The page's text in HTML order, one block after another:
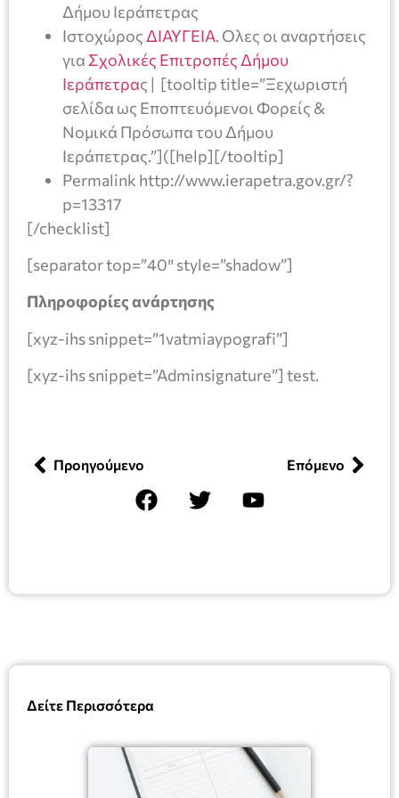
Δείτε Περισσότερα
Δήμου Ιεράπετρας
Ιστοχώρος ΔΙΑΥΓΕΙΑ. Ολες οι αναρτήσεις
για Σχολικές Επιτροπές Δήμου
Ιεράπετρας | [tooltip title=”Ξεχωριστή
σελίδα ως Εποπτευόμενοι Φορείς &
Nομικά Πρόσωπα του Δήμου
Ιεράπετρας.”]([help][/tooltip]
Permalink http://www.ierapetra.gov.gr/?
p=13317
[/checklist]
[separator top=”40″ style=”shadow”]
Πληροφορίες ανάρτησης
[xyz-ihs snippet=”1vatmiaypografi”]
[xyz-ihs snippet=”Adminsignature”] test.
Προηγούμενο Επόμενο